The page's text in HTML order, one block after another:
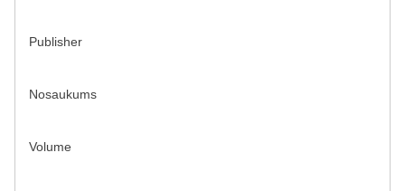
Publisher
Nosaukums
Volume